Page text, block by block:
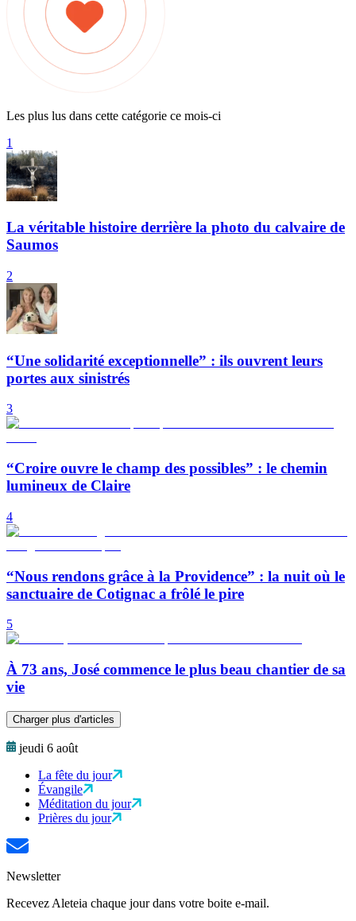
Les plus lus dans cette catégorie ce mois-ci
1
La véritable histoire derrière la photo du calvaire de
Saumos
2
“Une solidarité exceptionnelle” : ils ouvrent leurs
portes aux sinistrés
3
“Croire ouvre le champ des possibles” : le chemin
lumineux de Claire
4
“Nous rendons grâce à la Providence” : la nuit où le
sanctuaire de Cotignac a frôlé le pire
5
À 73 ans, José commence le plus beau chantier de sa
vie
Charger plus d'articles
jeudi 6 août
La fête du jour
Évangile
Méditation du jour
Prières du jour
Newsletter
Recevez Aleteia chaque jour dans votre boite e-mail.